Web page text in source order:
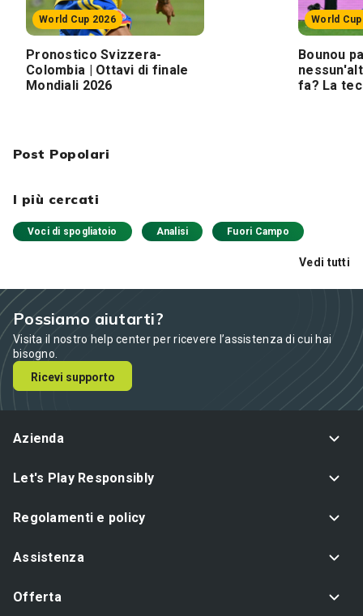
Post Popolari
I più cercati
Voci di spogliatoio Analisi Fuori Campo
Vedi tutti
World Cup 2026
Pronostico Svizzera-
Colombia | Ottavi di finale
Mondiali 2026
World
Bounou
fa? La
Possiamo aiutarti?
Visita il nostro help center per ricevere l’assistenza di cui hai
bisogno.
Ricevi supporto
Azienda
Let's Play Responsibly
Regolamenti e policy
Assistenza
Offerta